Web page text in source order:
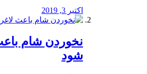
اکتبر 3, 2019
نخوردن شام
‌شود